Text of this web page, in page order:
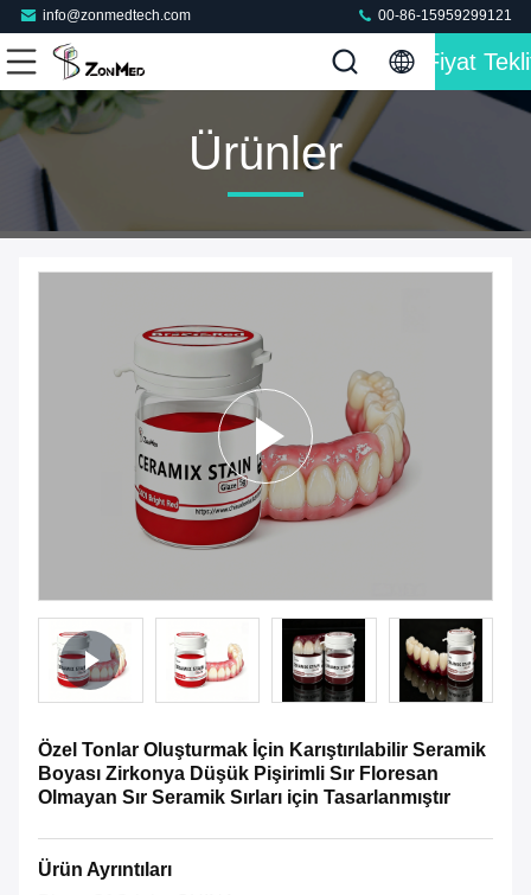
info@zonmedtech.com 00-86-15959299121
Fiyat
Ürünler
Özel Tonlar Oluşturmak İçin Karıştırılabilir Seramik
Boyası Zirkonya Düşük Pişirimli Sır Floresan
Olmayan Sır Seramik Sırları için Tasarlanmıştır
Ürün Ayrıntıları